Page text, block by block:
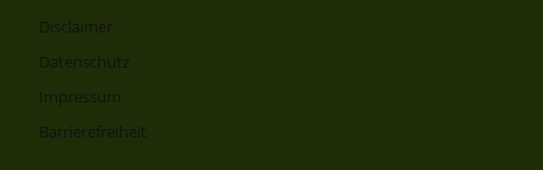
Disclaimer
Datenschutz
Impressum
Barrierefreiheit